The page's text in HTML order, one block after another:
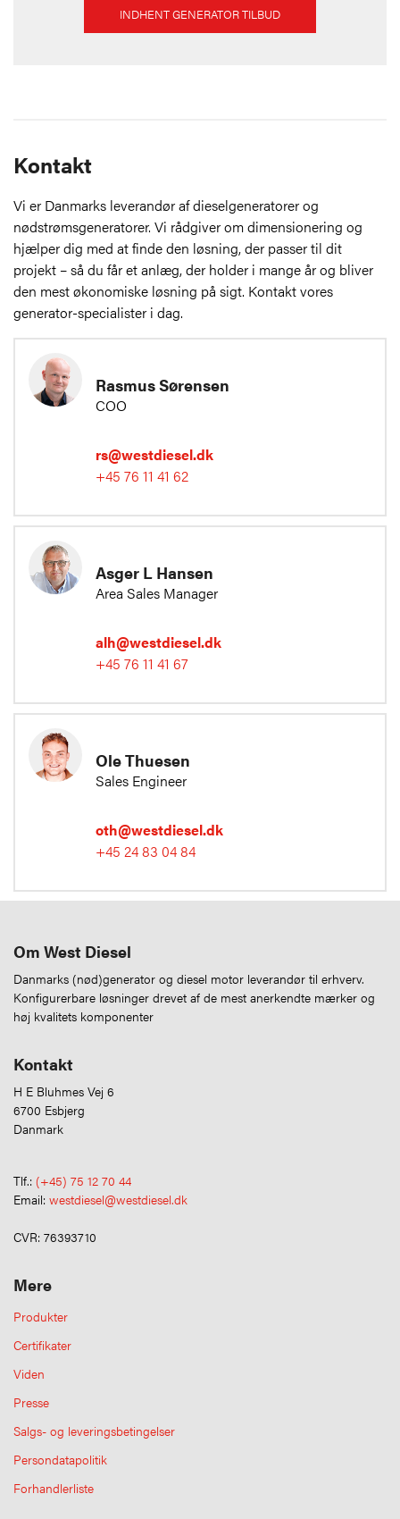
INDHENT GENERATOR TILBUD
Kontakt
Vi er Danmarks leverandør af dieselgeneratorer og
nødstrømsgeneratorer. Vi rådgiver om dimensionering og
hjælper dig med at finde den løsning, der passer til dit
projekt – så du får et anlæg, der holder i mange år og bliver
den mest økonomiske løsning på sigt. Kontakt vores
generator-specialister i dag.
Rasmus Sørensen
COO
rs@westdiesel.dk
+45 76 11 41 62
Asger L Hansen
Area Sales Manager
alh@westdiesel.dk
+45 76 11 41 67
Ole Thuesen
Sales Engineer
oth@westdiesel.dk
+45 24 83 04 84
Om West Diesel
Danmarks (nød)generator og diesel motor leverandør til erhverv.
Konfigurerbare løsninger drevet af de mest anerkendte mærker og
høj kvalitets komponenter
Kontakt
H E Bluhmes Vej 6
6700 Esbjerg
Danmark
Tlf.: (+45) 75 12 70 44
Email: westdiesel@westdiesel.dk
CVR: 76393710
Mere
Produkter
Certifikater
Viden
Presse
Salgs- og leveringsbetingelser
Persondatapolitik
Forhandlerliste